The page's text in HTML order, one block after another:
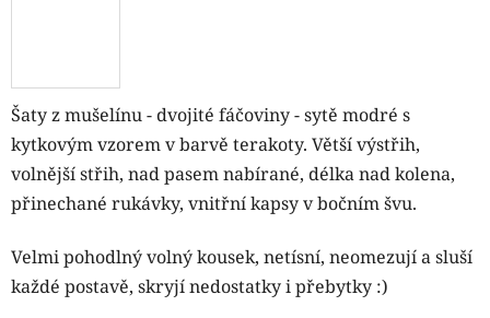
Šaty z mušelínu - dvojité fáčoviny - sytě modré s
kytkovým vzorem v barvě terakoty. Větší výstřih,
volnější střih, nad pasem nabírané, délka nad kolena,
přinechané rukávky, vnitřní kapsy v bočním švu.
Velmi pohodlný volný kousek, netísní, neomezují a sluší
každé postavě, skryjí nedostatky i přebytky :)